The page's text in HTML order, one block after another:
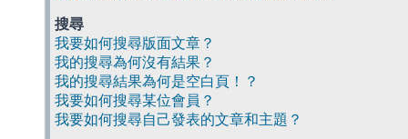
搜尋
我要如何搜尋版面文章？
我的搜尋為何沒有結果？
我的搜尋結果為何是空白頁！？
我要如何搜尋某位會員？
我要如何搜尋自己發表的文章和主題？